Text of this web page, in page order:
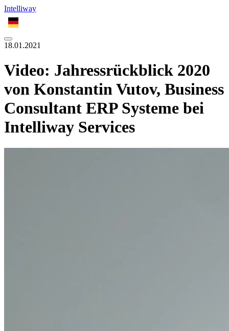
Intelliway
18.01.2021
Video: Jahressrückblick 2020
von Konstantin Vutov, Business
Consultant ERP Systeme bei
Intelliway Services